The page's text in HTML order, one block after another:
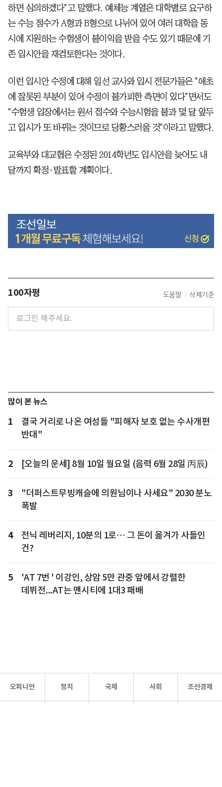
하면 심의하겠다"고 말했다. 예체능 계열은 대학별로 요구하
는 수능 점수가 A형과 B형으로 나뉘어 있어 여러 대학을 동
시에 지원하는 수험생이 불이익을 받을 수도 있기 때문에 기
존 입시안을 재검토한다는 것이다.
이런 입시안 수정에 대해 일선 교사와 입시 전문가들은 "애초
에 잘못된 부분이 있어 수정이 불가피한 측면이 있다"면서도
"수험생 입장에서는 원서 접수와 수능시험을 불과 몇 달 앞두
고 입시가 또 바뀌는 것이므로 당황스러울 것"이라고 말했다.
교육부와 대교협은 수정된 2014학년도 입시안을 늦어도 내
달까지 확정·발표할 계획이다.
100자평 도움말 삭제기준
많이 본 뉴스
1
결국 거리로 나온 여성들 "피해자 보호 없는 수사개편
반대"
2 [오늘의 운세] 8월 10일 월요일 (음력 6월 28일 丙辰)
3
"더퍼스트무빙캐슬에 의원님이나 사세요" 2030 분노
폭발
4
전닉 레버리지, 10분의 1로… 그 돈이 옮겨가 사들인
건?
5
'AT 7번 ' 이강인, 상암 5만 관중 앞에서 강렬한
데뷔전...AT는 맨시티에 1대3 패배
오피니언 정치 국제 사회 조선경제